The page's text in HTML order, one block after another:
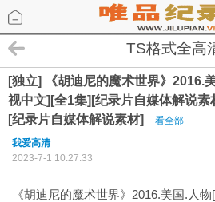
TS格式全高
[独立] 《胡迪尼的魔术世界》2016.
视中文][全1集][纪录片自媒体解说素
[纪录片自媒体解说素材]
看全部
我爱高清
2023-7-1 10:27:33
《胡迪尼的魔术世界》2016.美国.人